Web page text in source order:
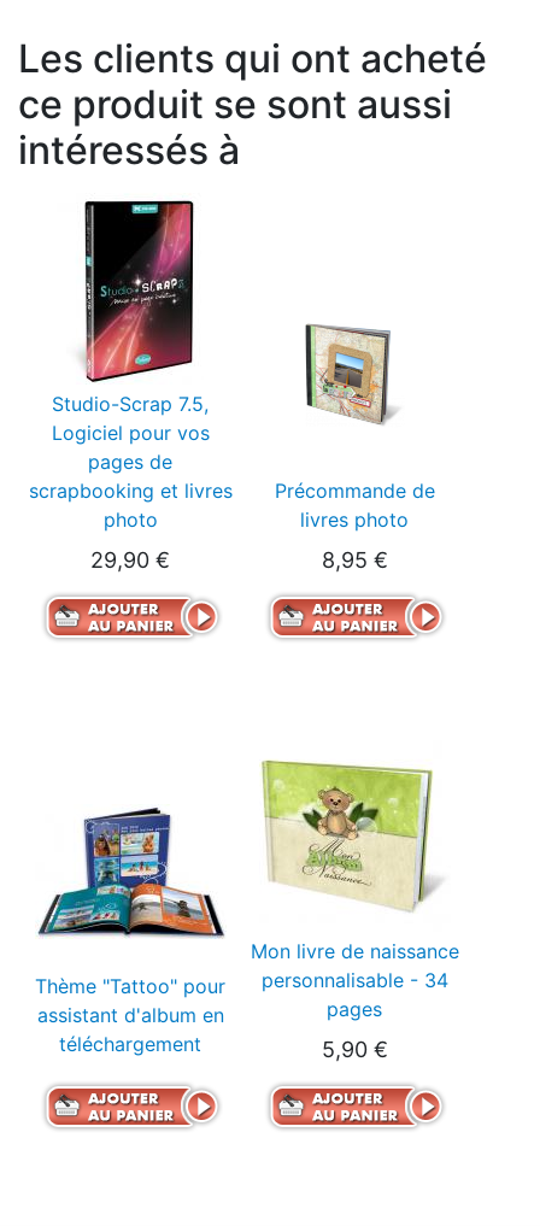
Les clients qui ont acheté
ce produit se sont aussi
intéressés à
Studio-Scrap 7.5,
Logiciel pour vos
pages de
scrapbooking et livres
photo
29,90 €
Précommande de
livres photo
8,95 €
Thème "Tattoo" pour
assistant d'album en
téléchargement
Mon livre de naissance
personnalisable - 34
pages
5,90 €